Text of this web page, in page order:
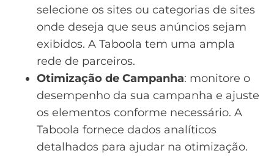
selecione os sites ou categorias de sites
onde deseja que seus anúncios sejam
exibidos. A Taboola tem uma ampla
rede de parceiros.
Otimização de Campanha: monitore o
desempenho da sua campanha e ajuste
os elementos conforme necessário. A
Taboola fornece dados analíticos
detalhados para ajudar na otimização.